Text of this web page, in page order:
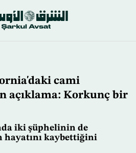
cami
açıklama: Korkunç bir
iki şüphelinin de
kaybettiğini